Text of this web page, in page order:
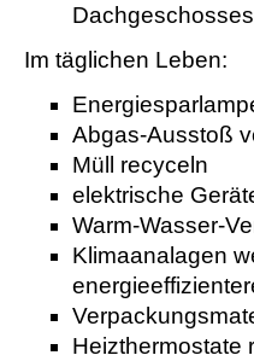
Dachgeschosses
Im täglichen Leben:
Abgas-Ausstoß
Müll recyceln
elektrische
Warm-Wasser-
Klimaanalagen
Heizthermostate